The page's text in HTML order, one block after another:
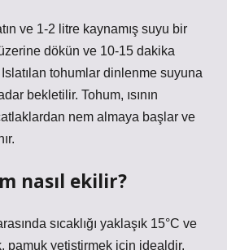
ve 1-2 litre kaynamış suyu bir
dökün ve 10-15 dakika
tohumlar dinlenme suyuna
bekletilir. Tohum, ısının
nem almaya başlar ve
nasıl ekilir?
sıcaklığı yaklaşık 15°C ve
pamuk yetiştirmek için idealdir.